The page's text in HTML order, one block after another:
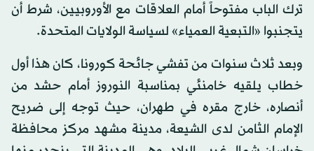
ترك الباب مفتوحاً أمام العلاقات مع الأوروبيين، شرط أن
يتجنبوا «التبعية العمياء» لسياسة الولايات المتحدة.
وبعد ثلاث سنوات من تفشي جائحة كورونا، كان هذا أول
خطاب يلقيه خامنئي بمناسبة النوروز أمام حشد من
أنصاره، خارج مقره في طهران، حيث توجه إلى ضريح
الإمام الثامن لدى الشيعة، مدينة مشهد مركز محافظة